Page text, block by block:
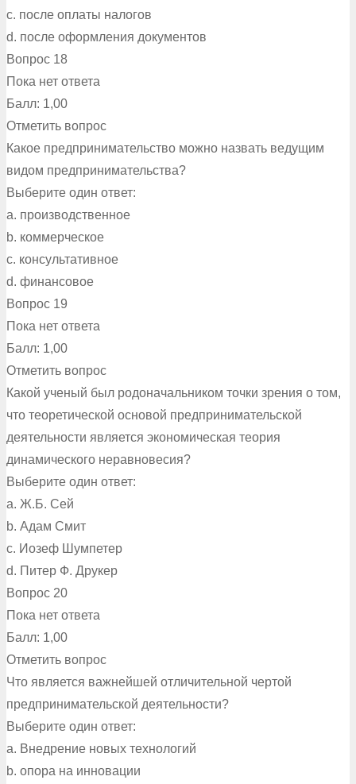
c. после оплаты налогов
d. после оформления документов
Вопрос 18
Пока нет ответа
Балл: 1,00
Отметить вопрос
Какое предпринимательство можно назвать ведущим
видом предпринимательства?
Выберите один ответ:
a. производственное
b. коммерческое
c. консультативное
d. финансовое
Вопрос 19
Пока нет ответа
Балл: 1,00
Отметить вопрос
Какой ученый был родоначальником точки зрения о том,
что теоретической основой предпринимательской
деятельности является экономическая теория
динамического неравновесия?
Выберите один ответ:
a. Ж.Б. Сей
b. Адам Смит
c. Иозеф Шумпетер
d. Питер Ф. Друкер
Вопрос 20
Пока нет ответа
Балл: 1,00
Отметить вопрос
Что является важнейшей отличительной чертой
предпринимательской деятельности?
Выберите один ответ:
a. Внедрение новых технологий
b. опора на инновации